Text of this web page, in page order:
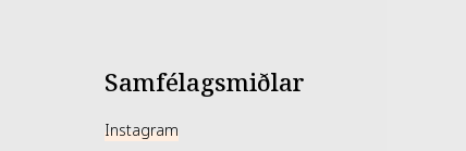
Samfélagsmiðlar
Instagram